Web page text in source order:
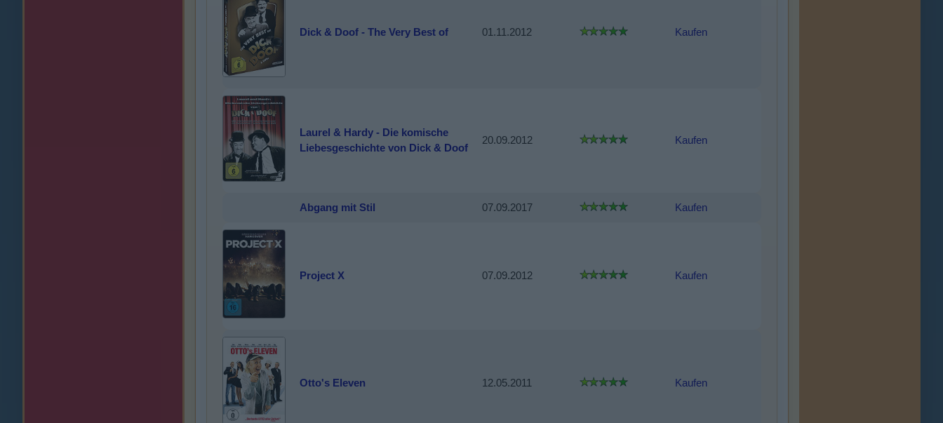
Dick & Doof - The Very Best of 01.11.2012 Kaufen
Laurel & Hardy - Die komische
Liebesgeschichte von Dick & Doof
20.09.2012 Kaufen
Abgang mit Stil 07.09.2017 Kaufen
Project X 07.09.2012 Kaufen
Otto's Eleven 12.05.2011 Kaufen